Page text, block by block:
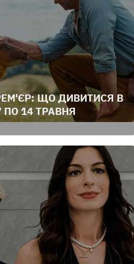
ЩО ДИВИТИСЯ В
ПО 14 ТРАВНЯ